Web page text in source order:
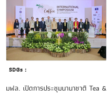
SDGs :
มฟล. เปิดการประชุมนานาชาติ Tea &